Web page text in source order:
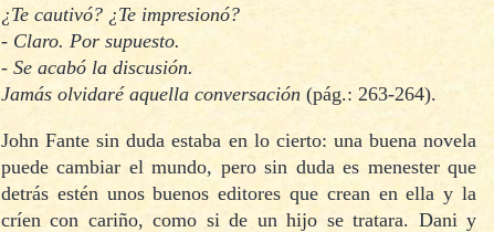
¿Te cautivó? ¿Te impresionó?
- Claro. Por supuesto.
- Se acabó la discusión.
Jamás olvidaré aquella conversación (pág.: 263-264).
John Fante sin duda estaba en lo cierto: una buena novela
puede cambiar el mundo, pero sin duda es menester que
detrás estén unos buenos editores que crean en ella y la
críen con cariño, como si de un hijo se tratara. Dani y